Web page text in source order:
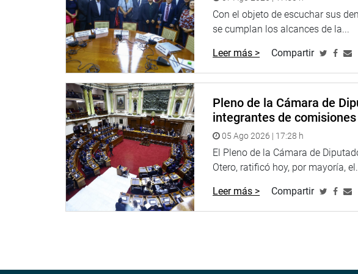
fuera prioridad no estaríamos trabajando así. Siempre tenemos
demasiado. Hacemos nuestro máximo esfuerzo, créame que sí es
A su turno, el congresista Jose Luis Ancalle preguntó qué impidió la
compañía Souther en un menor tiempo sabiendo que la
«Nos encontramos en una situación difícil. Creo que debió ser un
exigido. ¿Por qué recién se hizo la prueba de control de calidad el 18
ESPINAR EN PIE DE LUCHA
En la sesión también se trató la huelga indefinida que mantienen
de Espinar, en Cusco, por el conflicto con la minera Glencore –
Al respecto el presidente de la Asociación de Urbanizaciones y
también es integrante del Comité de Gestión del Convenio Marco,
generó por el incumplimiento de compromisos pactados por la
beneficio de la población, ni tampoco se ha cumplido con la
Con el objeto de escuchar sus
se cumplan los alcances de la...
Leer más > Compartir
Pleno de la Cámara de
integrantes de
05 Ago 2026 | 17:28 h
El Pleno de la Cámara de
Otero, ratificó hoy, por mayoría,
Leer más > Compartir